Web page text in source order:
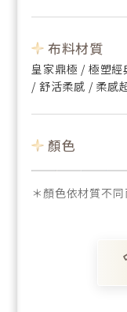
布料材質
皇家鼎極 / 極塑
/ 舒活柔感 / 柔感
顏色
＊顏色依材質不